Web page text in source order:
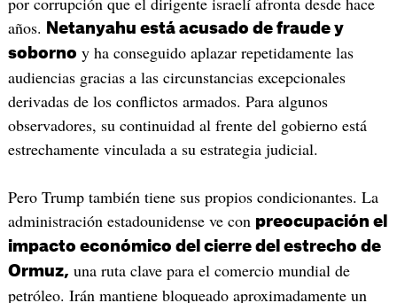
años.
Netanyahu está acusado de fraude y
soborno y ha conseguido aplazar repetidamente las
audiencias gracias a las circunstancias excepcionales
derivadas de los conflictos armados. Para algunos
observadores, su continuidad al frente del gobierno está
estrechamente vinculada a su estrategia judicial.
Pero Trump también tiene sus propios condicionantes. La
administración estadounidense ve con preocupación el
impacto económico del cierre del estrecho de
Ormuz, una ruta clave para el comercio mundial de
petróleo. Irán mantiene bloqueado aproximadamente un